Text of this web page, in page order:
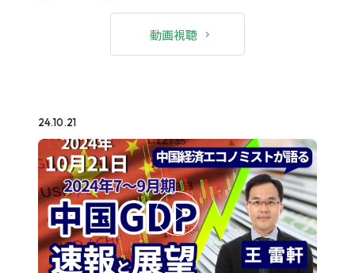
動画視聴
24.10.21